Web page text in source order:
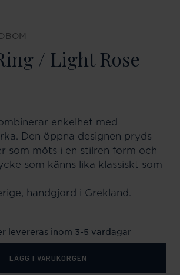
/ Light Rose
enkelhet med
Den öppna designen pryds
som möts i en stilren form och
som känns lika klassiskt som
handgjord i Grekland.
levereras inom 3-5 vardagar
LÄGG I VARUKORGEN